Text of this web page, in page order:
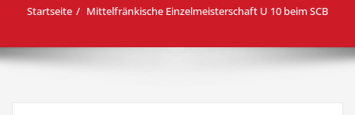
Startseite Mittelfränkische Einzelmeisterschaft U 10 beim SCB